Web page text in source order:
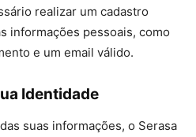
realizar um cadastro
informações pessoais, como
e um email válido.
Identidade
suas informações, o Serasa